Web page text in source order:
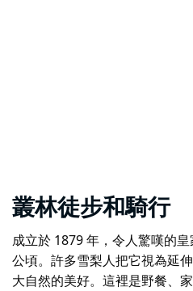
叢林徒步和騎行
成立於 1879 年，令人驚嘆的
公頃。許多雪梨人把它視為延
大自然的美好。這裡是野餐、